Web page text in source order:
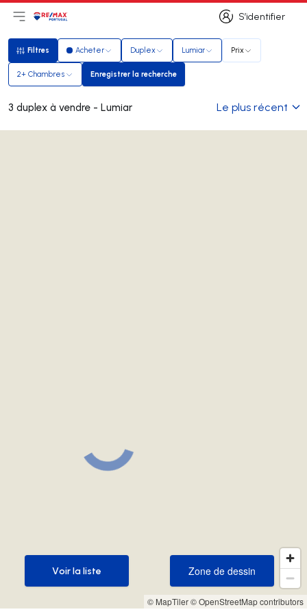
S’identifier
S’identifier
Ouvrir le menu principal
LogoAller à la page d’accueil
Filtres
Filtres Acheter Duplex Lumiar Prix
2+ Chambres Enregistrer la recherche
Enregistrer la recherche
3 duplex à vendre - Lumiar Le plus récent
© MapTiler© OpenStreetMap contributors
Zone de dessin
Zone de dessin
Voir la liste
Voir la liste